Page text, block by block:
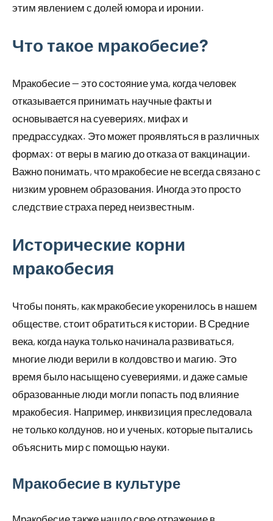
этим явлением с долей юмора и иронии.
Что такое мракобесие?
Мракобесие — это состояние ума, когда человек
отказывается принимать научные факты и
основывается на суевериях, мифах и
предрассудках. Это может проявляться в различных
формах: от веры в магию до отказа от вакцинации.
Важно понимать, что мракобесие не всегда связано с
низким уровнем образования. Иногда это просто
следствие страха перед неизвестным.
Исторические корни
мракобесия
Чтобы понять, как мракобесие укоренилось в нашем
обществе, стоит обратиться к истории. В Средние
века, когда наука только начинала развиваться,
многие люди верили в колдовство и магию. Это
время было насыщено суевериями, и даже самые
образованные люди могли попасть под влияние
мракобесия. Например, инквизиция преследовала
не только колдунов, но и ученых, которые пытались
объяснить мир с помощью науки.
Мракобесие в культуре
Мракобесие также нашло свое отражение в